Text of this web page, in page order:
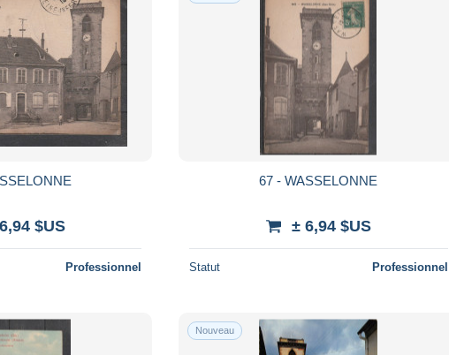
$US
Professionnel
67 - WASSELONNE
± 6,94 $US
Statut Professionnel
Nouveau